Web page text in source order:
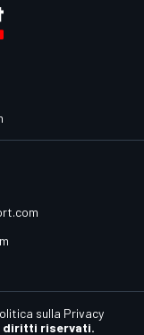
diritti riservati.
sulla Privacy